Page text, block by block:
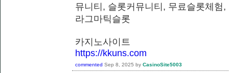
뮤니티, 슬롯커뮤니티, 무료슬롯체험
라그마틱슬롯
카지노사이트
https://kkuns.com
commented Sep 8, 2025 by CasinoSite5003